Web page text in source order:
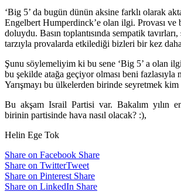
‘Big 5’ da bugün dünün aksine farklı olarak
Engelbert Humperdinck’e olan ilgi. Provası ve
doluydu. Basın toplantısında sempatik
tarzıyla provalarda etkilediği bizleri bir kez
Şunu söylemeliyim ki bu sene ‘Big 5’ a olan
bu şekilde atağa geçiyor olması beni fazlasıyla
Yarışmayı bu ülkelerden birinde seyretmek
Bu akşam Israil Partisi var. Bakalım yılın
birinin partisinde hava nasıl olacak? :),
Helin Ege Tok
Share on Facebook Share
Share on TwitterTweet
Share on Pinterest Share
Share on LinkedIn Share